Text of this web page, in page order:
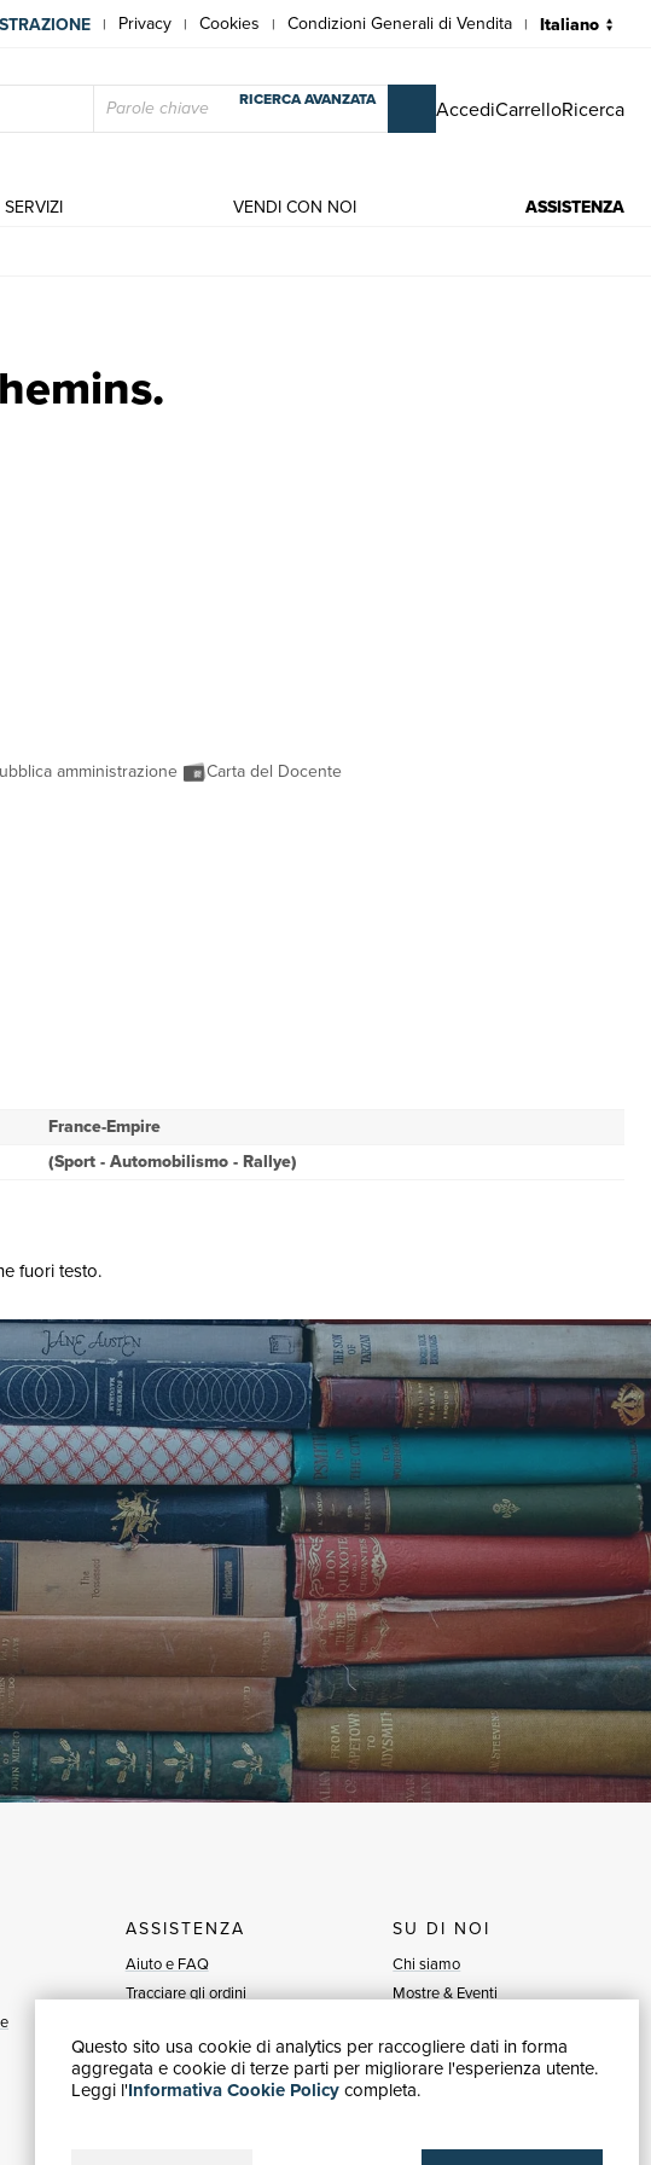
Questo sito usa cookie di analytics per raccogliere dati in forma
aggregata e cookie di terze parti per migliorare l'esperienza utente.
Leggi l'Informativa Cookie Policycompleta.
| Privacy | Cookies | Condizioni Generali di Vendita |
RICERCA AVANZATA AccediCarrelloRicerca
SERVIZI VENDI CON NOI ASSISTENZA
Roger - Renvoize' Jean Paul
amministrazione Carta del Docente
France-Empire
(Sport - Automobilismo - Rallye)
fuori testo.
ASSISTENZA
Aiuto e FAQ
Tracciare gli ordini
Fatturazione
Carta del Docente / 18App
SU DI NOI
Chi siamo
Mostre & Eventi
Blog
Vendi con noi